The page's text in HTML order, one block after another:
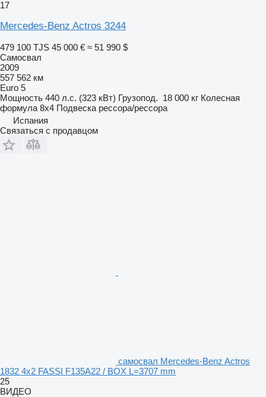
17
Mercedes-Benz Actros 3244
479 100 TJS 45 000 € ≈ 51 990 $
Самосвал
2009
557 562 км
Euro 5
Мощность 440 л.с. (323 кВт) Грузопод. 18 000 кг Колесная
формула 8x4 Подвеска рессора/рессора
Испания
Связаться с продавцом
самосвал Mercedes-Benz Actros
1832 4x2 FASSI F135A22 / BOX L=3707 mm
25
ВИДЕО